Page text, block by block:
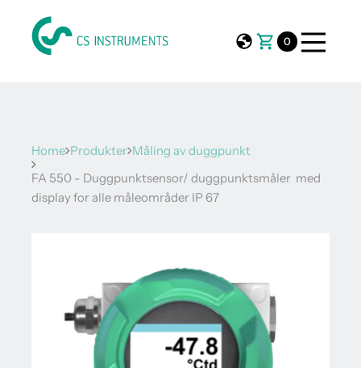
0
Home Produkter Måling av duggpunkt
FA 550 - Duggpunktsensor/ duggpunktsmåler med
display for alle måleområder IP 67